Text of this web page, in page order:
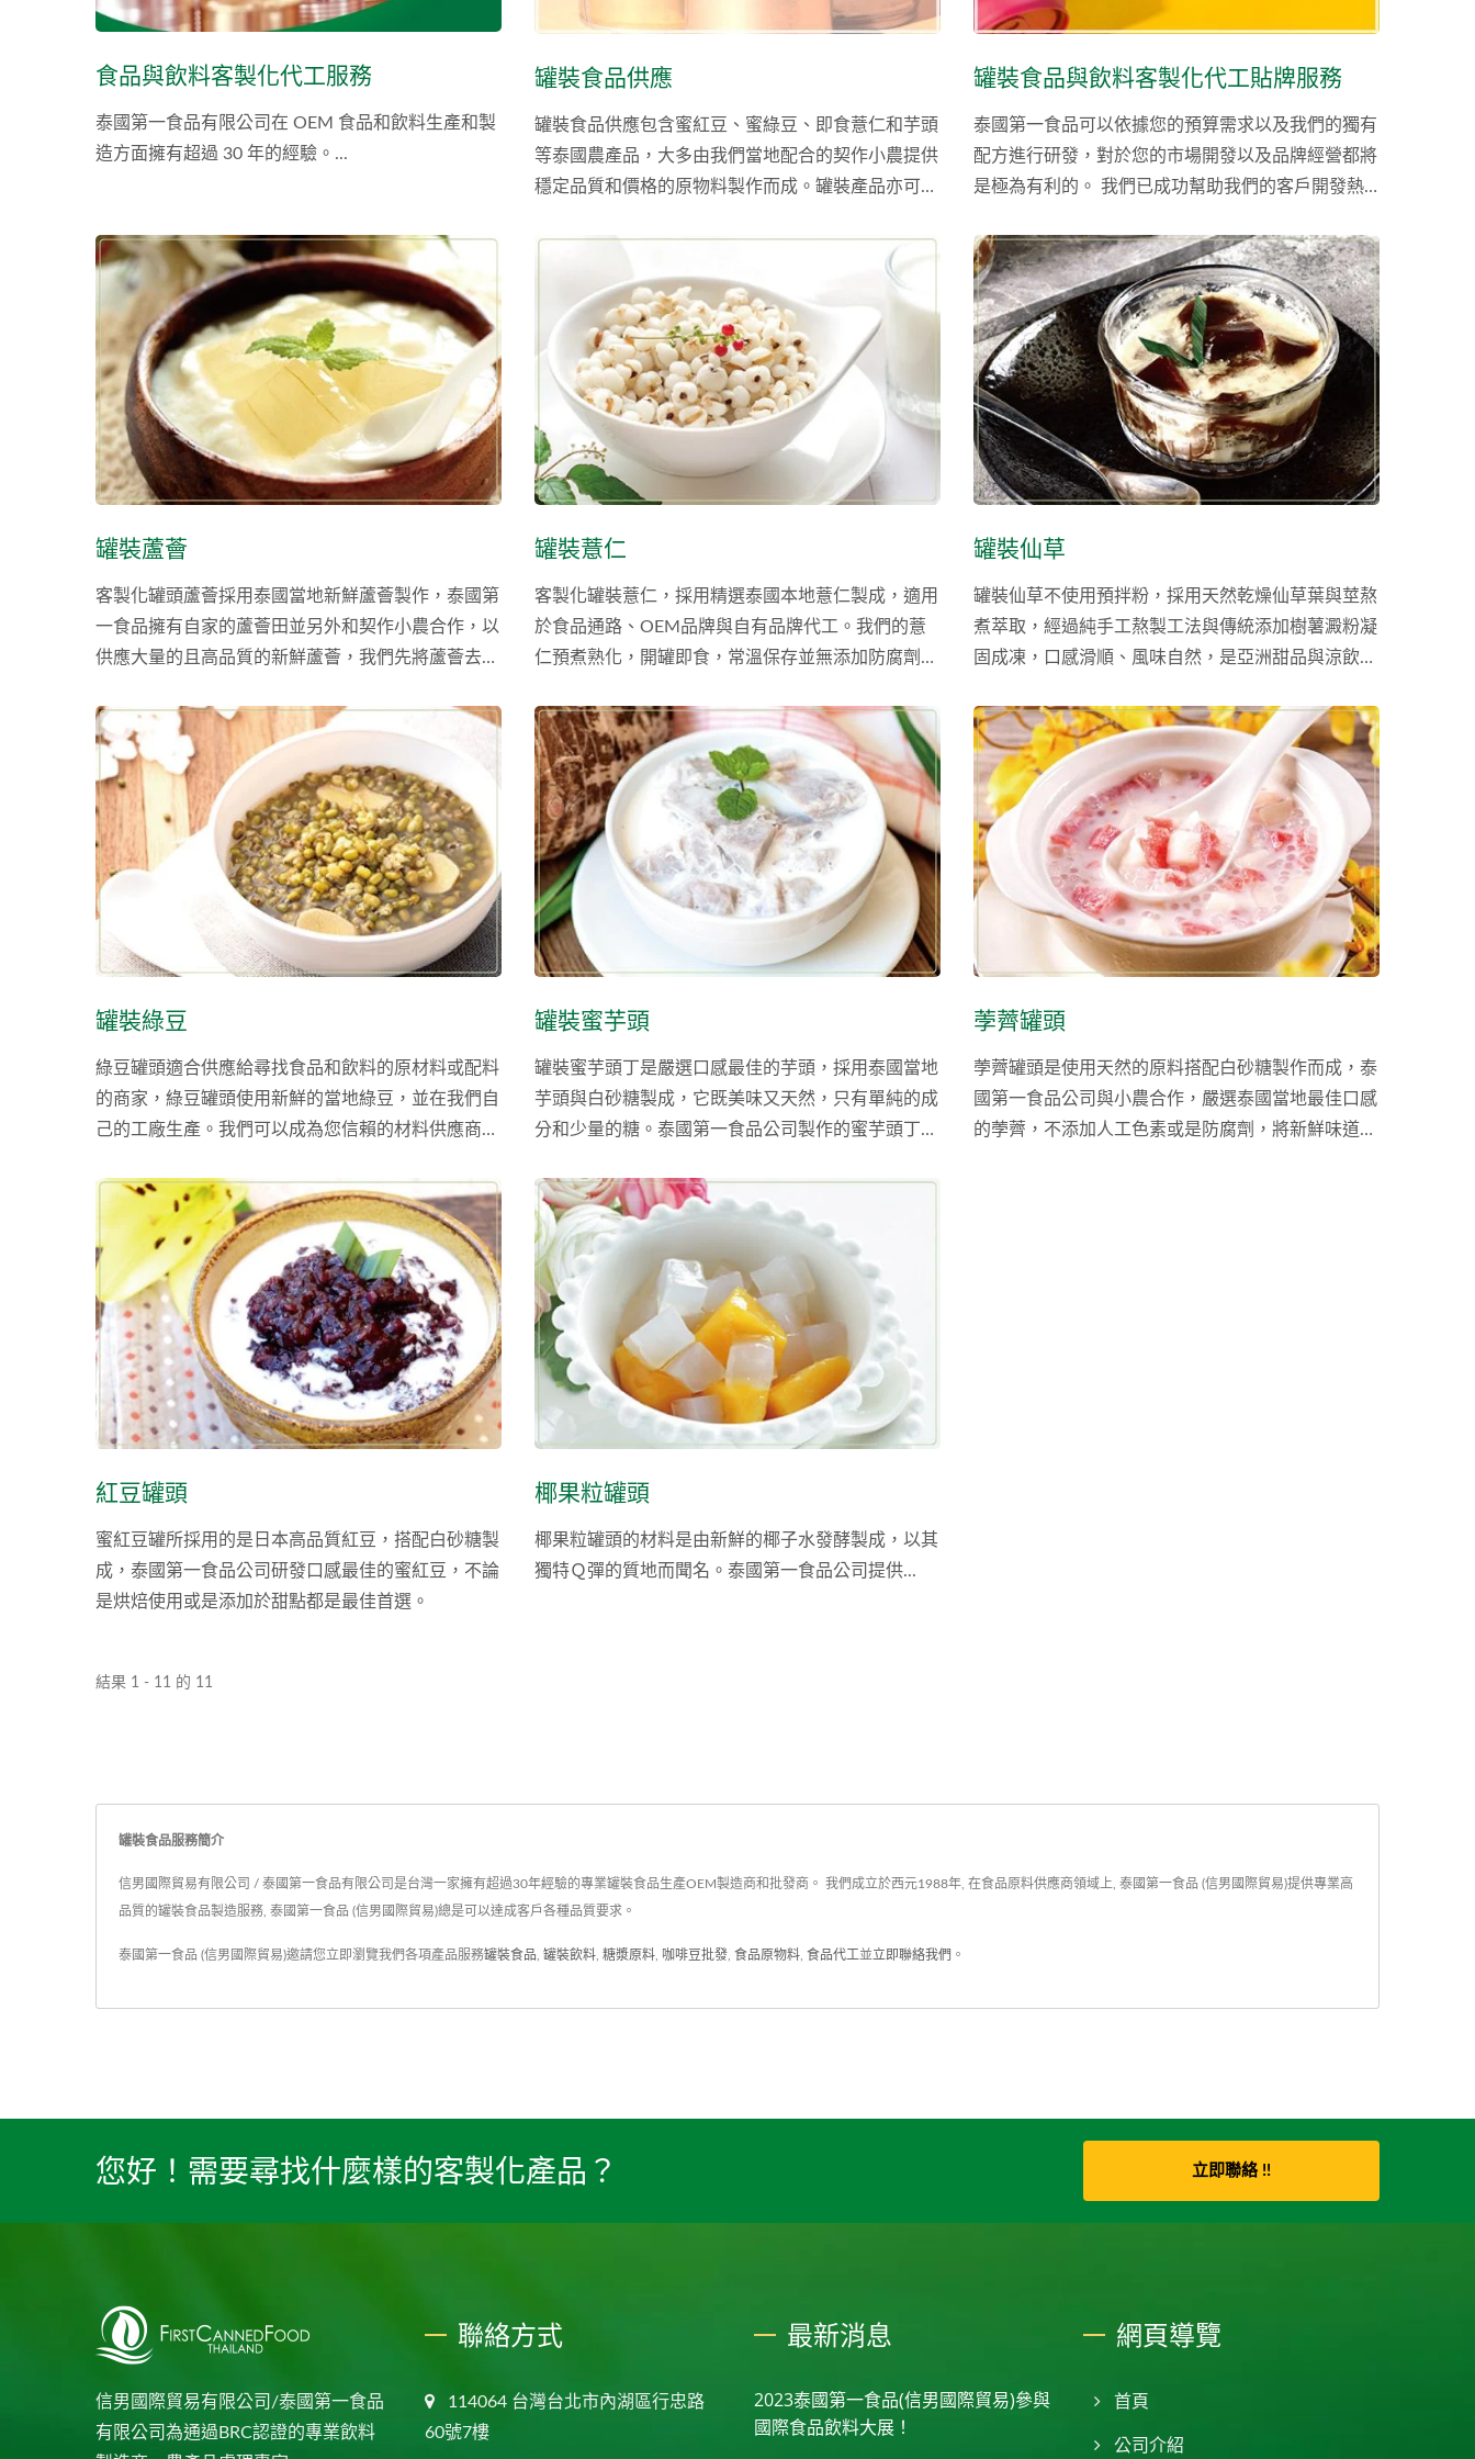
食品與飲料客製化代工服務
泰國第一食品有限公司在 OEM 食品和飲料生產和製
造方面擁有超過 30 年的經驗。...
罐裝食品供應
罐裝食品供應包含蜜紅豆、蜜綠豆、即食薏仁和芋頭
等泰國農產品，大多由我們當地配合的契作小農提供
穩定品質和價格的原物料製作而成。罐裝產品亦可客
罐裝食品與飲料客製化代工貼牌服務
泰國第一食品可以依據您的預算需求以及我們的獨有
配方進行研發，對於您的市場開發以及品牌經營都將
是極為有利的。 我們已成功幫助我們的客戶開發熱
飲料與罐裝蘆薈也成功銷售至世界各地。
罐裝蘆薈
客製化罐頭蘆薈採用泰國當地新鮮蘆薈製作，泰國第
一食品擁有自家的蘆薈田並另外和契作小農合作，以
供應大量的且高品質的新鮮蘆薈，我們先將蘆薈去皮
菌，在不添加任何防腐劑或是添加劑的情況下維持最
新鮮的口感。
罐裝薏仁
客製化罐裝薏仁，採用精選泰國本地薏仁製成，適用
於食品通路、OEM品牌與自有品牌代工。我們的薏
仁預煮熟化，開罐即食，常溫保存並無添加防腐劑，
罐裝仙草
罐裝仙草不使用預拌粉，採用天然乾燥仙草葉與莖熬
煮萃取，經過純手工熬製工法與傳統添加樹薯澱粉凝
固成凍，口感滑順、風味自然，是亞洲甜品與涼飲中
罐裝綠豆
綠豆罐頭適合供應給尋找食品和飲料的原材料或配料
的商家，綠豆罐頭使用新鮮的當地綠豆，並在我們自
己的工廠生產。我們可以成為您信賴的材料供應商。
罐裝蜜芋頭
罐裝蜜芋頭丁是嚴選口感最佳的芋頭，採用泰國當地
芋頭與白砂糖製成，它既美味又天然，只有單純的成
分和少量的糖。泰國第一食品公司製作的蜜芋頭丁不
製化的芋頭泥也可以提供，您可以依照需求下單所需
的芋頭型式及大小。
荸薺罐頭
荸薺罐頭是使用天然的原料搭配白砂糖製作而成，泰
國第一食品公司與小農合作，嚴選泰國當地最佳口感
的荸薺，不添加人工色素或是防腐劑，將新鮮味道鎖
紅豆罐頭
蜜紅豆罐所採用的是日本高品質紅豆，搭配白砂糖製
成，泰國第一食品公司研發口感最佳的蜜紅豆，不論
是烘焙使用或是添加於甜點都是最佳首選。
椰果粒罐頭
椰果粒罐頭的材料是由新鮮的椰子水發酵製成，以其
獨特Ｑ彈的質地而聞名。泰國第一食品公司提供...
結果 1 - 11 的 11
罐裝食品服務簡介
信男國際貿易有限公司 / 泰國第一食品有限公司是台灣一家擁有超過30年經驗的專業罐裝食品生產OEM製造商和批發商。 我們成立於西元1988年, 在食品原料供應商領域上, 泰國第一食品 (信男國際貿易)提供專業高
品質的罐裝食品製造服務, 泰國第一食品 (信男國際貿易)總是可以達成客戶各種品質要求。
泰國第一食品 (信男國際貿易)邀請您立即瀏覽我們各項產品服務罐裝食品 罐裝飲料 糖漿原料 咖啡豆批發 食品原物料 食品代工 並立即聯絡我們 。
您好！需要尋找什麼樣的客製化產品？ 立即聯絡 !!
信男國際貿易有限公司/泰國第一食品
有限公司為通過BRC認證的專業飲料
聯絡方式
114064 台灣台北市內湖區行忠路
60號7樓
最新消息
2023泰國第一食品(信男國際貿易)參與
國際食品飲料大展！
網頁導覽
首頁
公司介紹